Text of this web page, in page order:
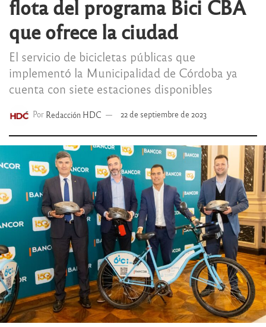
flota del programa Bici CBA
que ofrece la ciudad
El servicio de bicicletas públicas que
implementó la Municipalidad de Córdoba ya
cuenta con siete estaciones disponibles
Por Redacción HDC 22 de septiembre de 2023